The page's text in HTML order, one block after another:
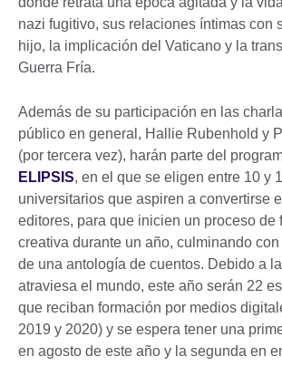
nazi fugitivo, sus relaciones íntimas con
hijo, la implicación del Vaticano y la
Guerra Fría.
Además de su participación en las
público en general, Hallie Rubenhold y
(por tercera vez), harán parte del
ELIPSIS, en el que se eligen entre 10 y
universitarios que aspiren a convertirse
editores, para que inicien un proceso de
creativa durante un año, culminando
de una antología de cuentos. Debido a
atraviesa el mundo, este año serán 22
que reciban formación por medios
2019 y 2020) y se espera tener una
en agosto de este año y la segunda en